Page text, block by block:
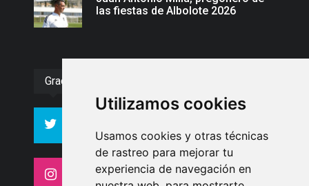
Utilizamos cookies
Usamos cookies y otras técnicas
de rastreo para mejorar tu
experiencia de navegación en
las fiestas de Albolote 2026
Gracias :)
Seguidores
Seguidores
4413
Seguidores
26
Seguidores